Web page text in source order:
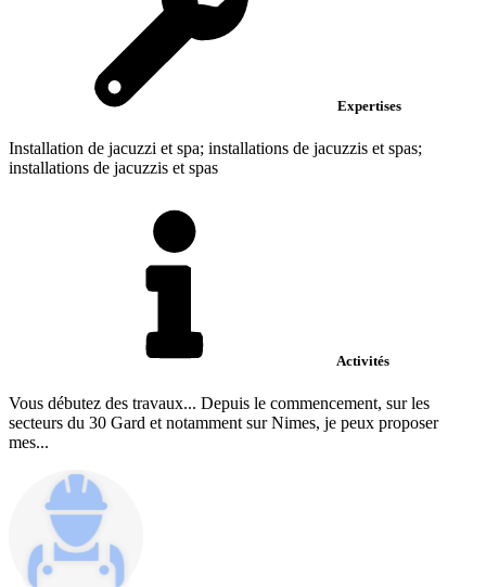
Expertises
Installation de jacuzzi et spa; installations de jacuzzis et spas;
installations de jacuzzis et spas
Activités
Vous débutez des travaux... Depuis le commencement, sur les
secteurs du 30 Gard et notamment sur Nimes, je peux proposer
mes...